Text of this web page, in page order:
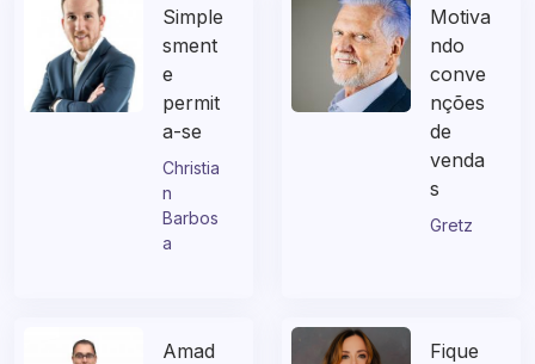
Simple
sment
e
permit
a-se
Christia
n
Barbos
a
Motiva
ndo
conve
nções
de
venda
s
Gretz
Amad
Fique